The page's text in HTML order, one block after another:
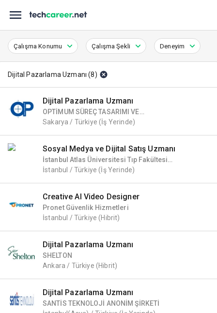
Çalışma Konumu Çalışma Şekli Deneyim
Dijital Pazarlama Uzmanı (8)
Dijital Pazarlama Uzmanı
OPTİMUM SÜREÇ TASARIMI VE
UYGULAMALARI ANONİM ŞİRKETİ
Sakarya / Türkiye(İş Yerinde)
Sosyal Medya ve Dijital Satış Uzmanı
İstanbul Atlas Üniversitesi Tıp Fakültesi
Hastanesi
İstanbul / Türkiye(İş Yerinde)
Creative AI Video Designer
Pronet Güvenlik Hizmetleri
İstanbul / Türkiye(Hibrit)
Dijital Pazarlama Uzmanı
SHELTON
Ankara / Türkiye (Hibrit)
Dijital Pazarlama Uzmanı
SANTİS TEKNOLOJİ ANONİM ŞİRKETİ